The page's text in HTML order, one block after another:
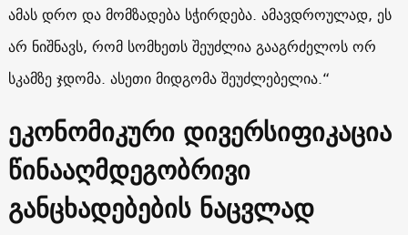
ამას დრო და მომზადება სჭირდება. ამავდროულად, ეს
არ ნიშნავს, რომ სომხეთს შეუძლია გააგრძელოს ორ
სკამზე ჯდომა. ასეთი მიდგომა შეუძლებელია.“
ეკონომიკური დივერსიფიკაცია
წინააღმდეგობრივი
განცხადებების ნაცვლად